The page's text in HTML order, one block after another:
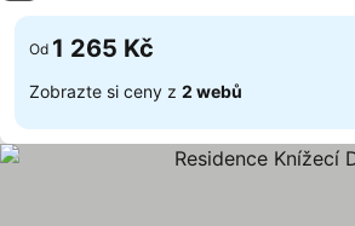
Od 1 265 Kč
Zobrazte si ceny z 2 webů